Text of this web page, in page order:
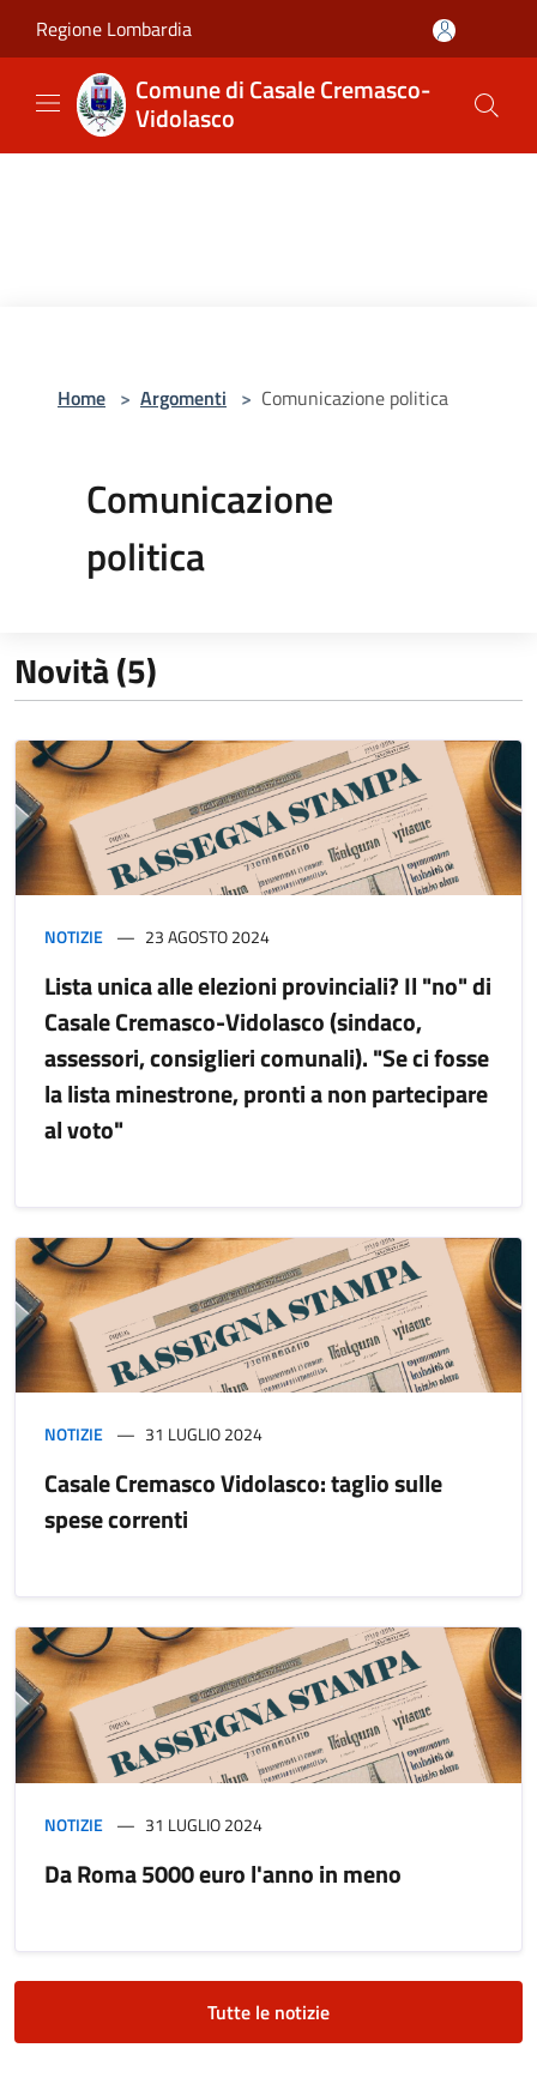
Regione Lombardia
Comune di Casale Cremasco-
Vidolasco
Home > Argomenti > Comunicazione politica
Comunicazione
politica
Novità (5)
NOTIZIE 23 AGOSTO 2024
Lista unica alle elezioni provinciali? Il "no" di
Casale Cremasco-Vidolasco (sindaco,
assessori, consiglieri comunali). "Se ci fosse
la lista minestrone, pronti a non partecipare
al voto"
NOTIZIE 31 LUGLIO 2024
Casale Cremasco Vidolasco: taglio sulle
spese correnti
NOTIZIE 31 LUGLIO 2024
Da Roma 5000 euro l'anno in meno
Tutte le notizie